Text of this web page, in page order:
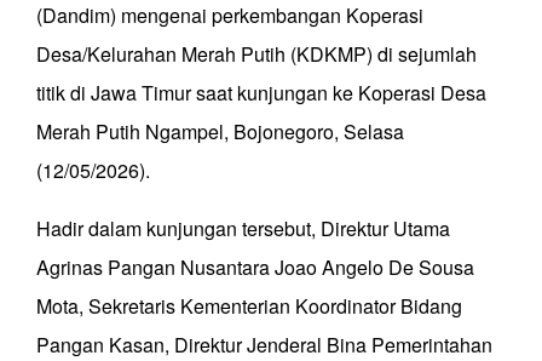
(Dandim) mengenai perkembangan Koperasi
Desa/Kelurahan Merah Putih (KDKMP) di sejumlah
titik di Jawa Timur saat kunjungan ke Koperasi Desa
Merah Putih Ngampel, Bojonegoro, Selasa
(12/05/2026).
Hadir dalam kunjungan tersebut, Direktur Utama
Agrinas Pangan Nusantara Joao Angelo De Sousa
Mota, Sekretaris Kementerian Koordinator Bidang
Pangan Kasan, Direktur Jenderal Bina Pemerintahan